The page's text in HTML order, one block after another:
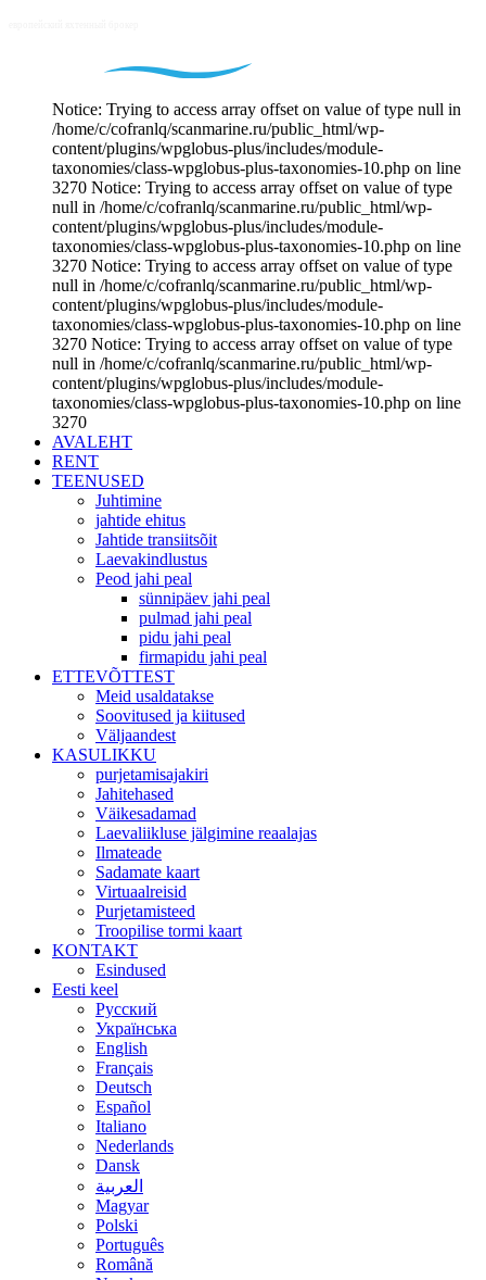
Notice: Trying to access array offset on value of type null in
/home/c/cofranlq/scanmarine.ru/public_html/wp-
content/plugins/wpglobus-plus/includes/module-
taxonomies/class-wpglobus-plus-taxonomies-10.php on line
3270 Notice: Trying to access array offset on value of type
null in /home/c/cofranlq/scanmarine.ru/public_html/wp-
content/plugins/wpglobus-plus/includes/module-
taxonomies/class-wpglobus-plus-taxonomies-10.php on line
3270 Notice: Trying to access array offset on value of type
null in /home/c/cofranlq/scanmarine.ru/public_html/wp-
content/plugins/wpglobus-plus/includes/module-
taxonomies/class-wpglobus-plus-taxonomies-10.php on line
3270 Notice: Trying to access array offset on value of type
null in /home/c/cofranlq/scanmarine.ru/public_html/wp-
content/plugins/wpglobus-plus/includes/module-
taxonomies/class-wpglobus-plus-taxonomies-10.php on line
3270
AVALEHT
RENT
TEENUSED
Juhtimine
jahtide ehitus
Jahtide transiitsõit
Laevakindlustus
Peod jahi peal
sünnipäev jahi peal
pulmad jahi peal
pidu jahi peal
firmapidu jahi peal
ETTEVÕTTEST
Meid usaldatakse
Soovitused ja kiitused
Väljaandest
KASULIKKU
purjetamisajakiri
Jahitehased
Väikesadamad
Laevaliikluse jälgimine reaalajas
Ilmateade
Sadamate kaart
Virtuaalreisid
Purjetamisteed
Troopilise tormi kaart
KONTAKT
Esindused
Eesti keel
Русский
Українська
English
Français
Deutsch
Español
Italiano
Nederlands
Dansk
العربية
Magyar
Polski
Português
Română